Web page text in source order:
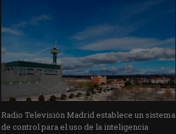
Radio Televisión Madrid establece un sistema
de control para el uso de la inteligencia